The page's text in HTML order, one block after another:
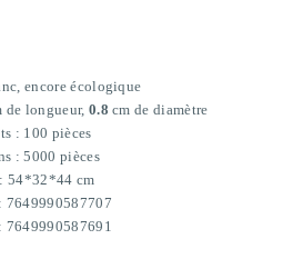
encore écologique
de longueur, 0.8 cm de diamètre
: 100 pièces
: 5000 pièces
:54*32*44 cm
7649990587707
7649990587691